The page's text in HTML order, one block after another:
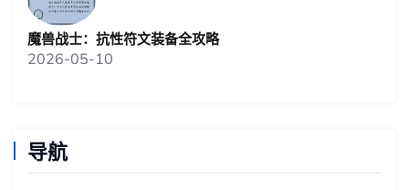
魔兽战士：抗性符文装备全攻略
2026-05-10
导航